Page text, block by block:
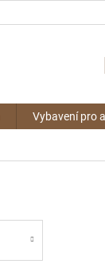
Vybavení pro